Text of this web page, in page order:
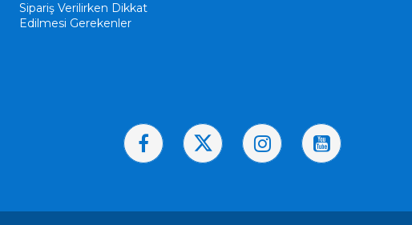
Sipariş Verilirken Dikkat
Edilmesi Gerekenler